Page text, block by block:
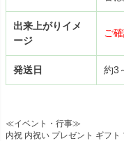
出来上がりイメ
ージ
ご
発送日 約3
≪イベント・行事≫
内祝 内祝い プレゼント ギフ